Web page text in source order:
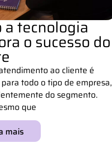
a tecnologia
o sucesso do
ao cliente é
todo o tipo de empresa,
do segmento.
que
mais